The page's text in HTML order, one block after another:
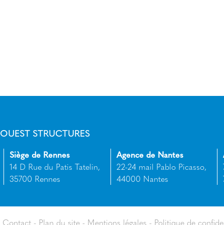
OUEST STRUCTURES
Siège de Rennes
14 D Rue du Patis Tatelin,
35700 Rennes
Agence de Nantes
22-24 mail Pablo Picasso,
44000 Nantes
Contact Plan du site Mentions légales Politique de